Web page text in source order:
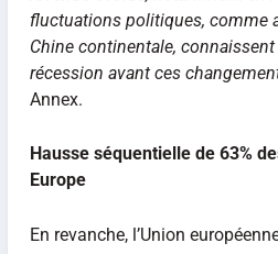
fluctuations politiques, comme
Chine continentale, connaissent
récession avant ces
Annex.
Hausse séquentielle de 63%
Europe
En revanche, l’Union